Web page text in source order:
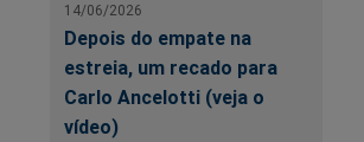
14/06/2026
Depois do empate na
estreia, um recado para
Carlo Ancelotti (veja o
vídeo)